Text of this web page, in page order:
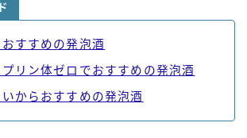
すすめの発泡酒
リン体ゼロでおすすめの発泡酒
からおすすめの発泡酒